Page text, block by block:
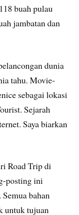
buah pulau
jambatan dan
dunia
tahu. Movie-
sebagai lokasi
Sejarah
Saya biarkan
Road Trip di
posting ini
bahan
untuk tujuan